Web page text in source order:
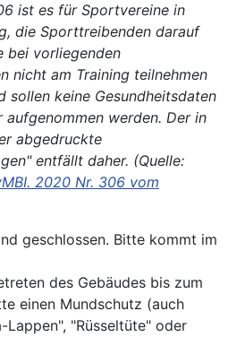
ist es für Sportvereine in
die Sporttreibenden darauf
bei vorliegenden
nicht am Training teilnehmen
sollen keine Gesundheitsdaten
aufgenommen werden. Der in
abgedruckte
entfällt daher. (Quelle:
2020 Nr. 306 vom
geschlossen. Bitte kommt im
des Gebäudes bis zum
einen Mundschutz (auch
Lappen", "Rüsseltüte" oder